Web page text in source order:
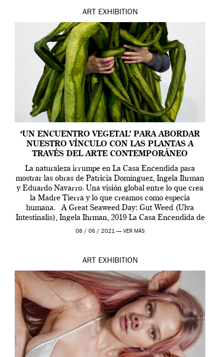
ART EXHIBITION
‘UN ENCUENTRO VEGETAL’ PARA ABORDAR
NUESTRO VÍNCULO CON LAS PLANTAS A
TRAVÉS DEL ARTE CONTEMPORÁNEO
La naturaleza irrumpe en La Casa Encendida para
mostrar las obras de Patricia Domínguez, Ingela Ihrman
y Eduardo Navarro. Una visión global entre lo que crea
la Madre Tierra y lo que creamos como especia
humana. A Great Seaweed Day: Gut Weed (Ulva
Intestinalis), Ingela Ihrman, 2019 La Casa Encendida de
Madrid y la Wellcome […]
08 / 06 / 2021 — VER MÁS
ART EXHIBITION